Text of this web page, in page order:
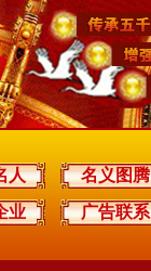
人
名义图腾
业
广告联系